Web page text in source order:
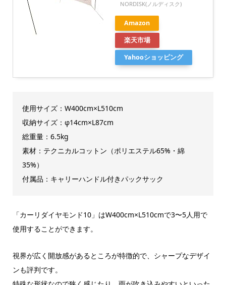
NORDISK(ノルディスク)
Amazon
楽天市場
Yahooショッピング
使用サイズ：W400cm×L510cm
収納サイズ：φ14cm×L87cm
総重量：6.5kg
素材：テクニカルコットン（ポリエステル65%・綿
35%）
付属品：キャリーハンドル付きパックサック
「カーリダイヤモンド10」はW400cm×L510cmで3〜5人用で
使用することができます。
視界が広く開放感があるところが特徴的で、シャープなデザイ
ンも評判です。